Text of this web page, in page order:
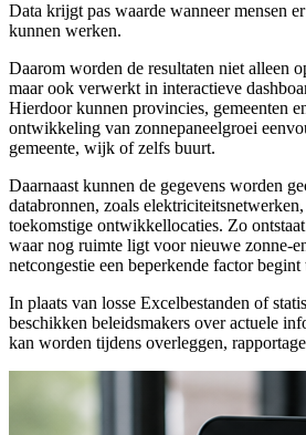
Data krijgt pas waarde wanneer mensen
kunnen werken.
Daarom worden de resultaten niet alleen
maar ook verwerkt in interactieve
Hierdoor kunnen provincies, gemeenten
ontwikkeling van zonnepaneelgroei
gemeente, wijk of zelfs buurt.
Daarnaast kunnen de gegevens worden
databronnen, zoals
toekomstige ontwikkellocaties. Zo
waar nog ruimte ligt voor nieuwe zonne-
netcongestie een beperkende factor
In plaats van losse Excelbestanden of
beschikken beleidsmakers over actuele
kan worden tijdens overleggen,